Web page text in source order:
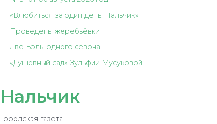
«Влюбиться за один день: Нальчик»
Проведены жеребьёвки
Две Бэлы одного сезона
«Душевный сад» Зульфии Мусуковой
Нальчик
Городская газета